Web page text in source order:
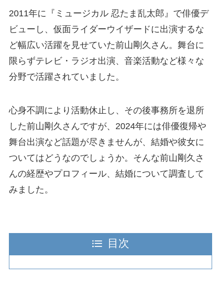
2011年に『ミュージカル 忍たま乱太郎』で俳優デ
ビューし、仮面ライダーウイザードに出演するな
ど幅広い活躍を見せていた前山剛久さん。舞台に
限らずテレビ・ラジオ出演、音楽活動など様々な
分野で活躍されていました。
心身不調により活動休止し、その後事務所を退所
した前山剛久さんですが、2024年には俳優復帰や
舞台出演など話題が尽きませんが、結婚や彼女に
ついてはどうなのでしょうか。そんな前山剛久さ
んの経歴やプロフィール、結婚について調査して
みました。
目次